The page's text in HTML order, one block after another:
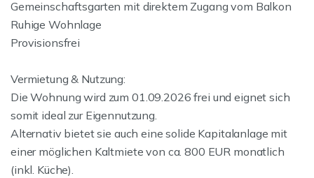
Gemeinschaftsgarten mit direktem Zugang vom Balkon
Ruhige Wohnlage
Provisionsfrei
Vermietung & Nutzung:
Die Wohnung wird zum 01.09.2026 frei und eignet sich
somit ideal zur Eigennutzung.
Alternativ bietet sie auch eine solide Kapitalanlage mit
einer möglichen Kaltmiete von ca. 800 EUR monatlich
(inkl. Küche).